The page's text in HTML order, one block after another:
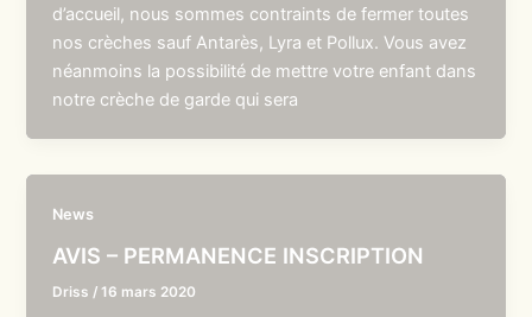
d’accueil, nous sommes contraints de fermer toutes
nos crèches sauf Antarès, Lyra et Pollux. Vous avez
néanmoins la possibilité de mettre votre enfant dans
notre crèche de garde qui sera
News
AVIS – PERMANENCE INSCRIPTION
Driss /16 mars 2020